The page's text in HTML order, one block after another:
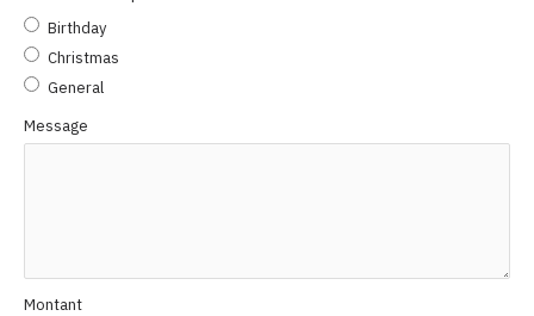
Birthday
Christmas
General
Message
Montant